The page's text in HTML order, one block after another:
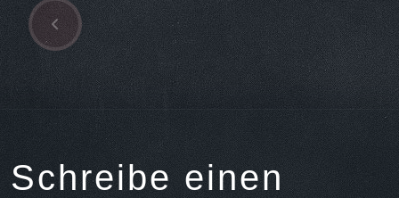
Beitragsnavigation
P
r
e
v
i
o
u
s
A
Schreibe einen